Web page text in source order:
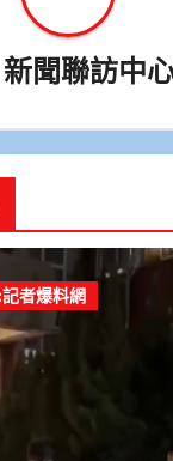
新聞聯訪中
者爆料網